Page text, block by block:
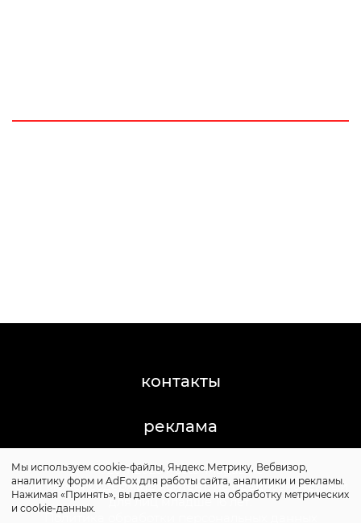
контакты
реклама
©2011-2026 Posta-Magazine
Сайт может содержать контент, не предназначенный
для лиц младше 16 лет.
Политика обработки персональных данных
Мы используем cookie-файлы, Яндекс.Метрику, Вебвизор,
аналитику форм и AdFox для работы сайта, аналитики и рекламы.
Нажимая «Принять», вы даете согласие на обработку метрических
и cookie-данных.